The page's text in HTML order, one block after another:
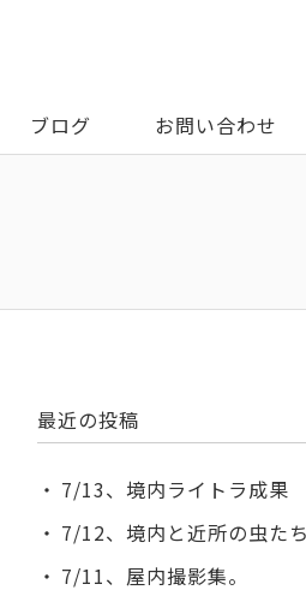
ブログ お問い合わせ
最近の投稿
7/13、境内ライトラ成果
7/12、境内と近所の虫た
7/11、屋内撮影集。